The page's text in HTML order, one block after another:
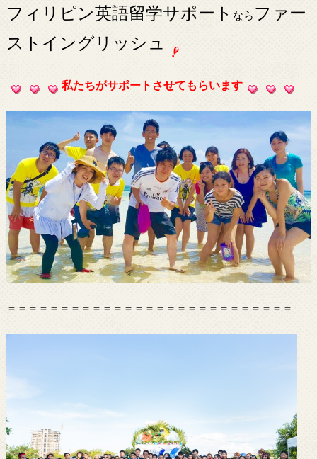
フィリピン英語留学サポート なら ファー
ストイングリッシュ
私たちがサポートさせてもらいます
＝＝＝＝＝＝＝＝＝＝＝＝＝＝＝＝＝＝＝＝＝＝＝＝＝＝＝